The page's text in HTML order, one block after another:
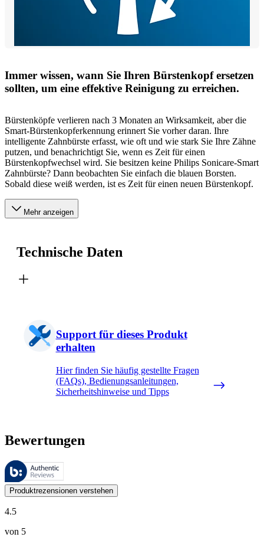
Immer wissen, wann Sie Ihren Bürstenkopf ersetzen
sollten, um eine effektive Reinigung zu erreichen.
Bürstenköpfe verlieren nach 3 Monaten an Wirksamkeit, aber die
Smart-Bürstenkopferkennung erinnert Sie vorher daran. Ihre
intelligente Zahnbürste erfasst, wie oft und wie stark Sie Ihre Zähne
putzen, und benachrichtigt Sie, wenn es Zeit für einen
Bürstenkopfwechsel wird. Sie besitzen keine Philips Sonicare-Smart
Zahnbürste? Dann beobachten Sie einfach die blauen Borsten.
Sobald diese weiß werden, ist es Zeit für einen neuen Bürstenkopf.
Mehr anzeigen
Technische Daten
Support für dieses Produkt
erhalten
Hier finden Sie häufig gestellte Fragen
(FAQs), Bedienungsanleitungen,
Sicherheitshinweise und Tipps
Bewertungen
Diese Bewertungen werden von Bazaarvoice verwaltet und
Kundenmeinungen in Form von Produkt- und Sternebewertungen
Produktrezensionen verstehen
4.5
von 5